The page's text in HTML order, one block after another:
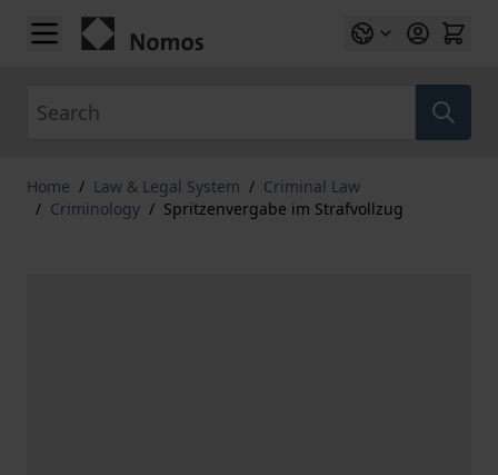
Skip to Content
Home / Law & Legal System / Criminal Law
/ Criminology / Spritzenvergabe im Strafvollzug